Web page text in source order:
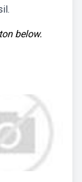
below.